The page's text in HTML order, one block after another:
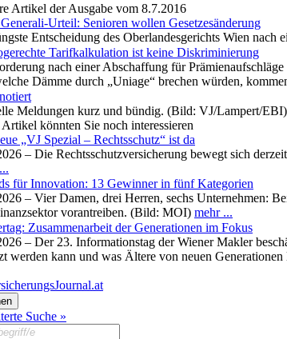
Artikel der Ausgabe vom 8.7.2016
Urteil: Senioren wollen Gesetzesänderung
Entscheidung des Oberlandesgerichts Wien
Tarifkalkulation ist keine Diskriminierung
nach einer Abschaffung für
Dämme durch „Uniage“ brechen würden,
Meldungen kurz und bündig. (Bild: VJ/Lampert/EBI)
könnten Sie noch interessieren
„VJ Spezial – Rechtsschutz“ ist da
– Die Rechtsschutzversicherung bewegt sich
für Innovation: 13 Gewinner in fünf Kategorien
– Vier Damen, drei Herren, sechs Unternehmen:
vorantreiben. (Bild: MOI) mehr ...
Zusammenarbeit der Generationen im Fokus
– Der 23. Informationstag der Wiener Makler
werden kann und was Ältere von neuen
Suche »